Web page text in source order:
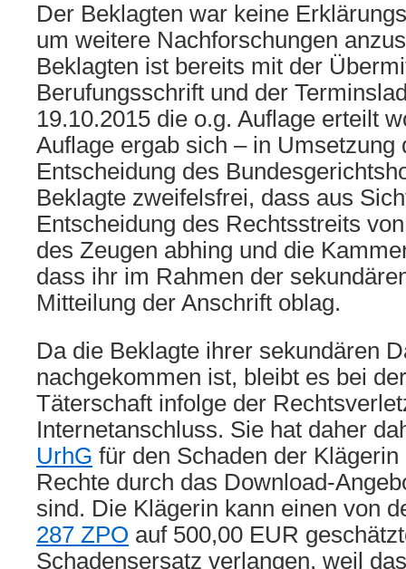
Der Beklagten war keine
um weitere Nachforschungen
Beklagten ist bereits mit der
Berufungsschrift und der
19.10.2015 die o.g. Auflage erteilt
Auflage ergab sich – in Umsetzung
Entscheidung des
Beklagte zweifelsfrei, dass aus
Entscheidung des Rechtsstreits
des Zeugen abhing und die
dass ihr im Rahmen der
Mitteilung der Anschrift oblag.
Da die Beklagte ihrer sekundären
nachgekommen ist, bleibt es bei
Täterschaft infolge der
Internetanschluss. Sie hat daher
UrhG für den Schaden der
Rechte durch das Download-
sind. Die Klägerin kann einen von
287 ZPO auf 500,00 EUR
Schadensersatz verlangen, weil